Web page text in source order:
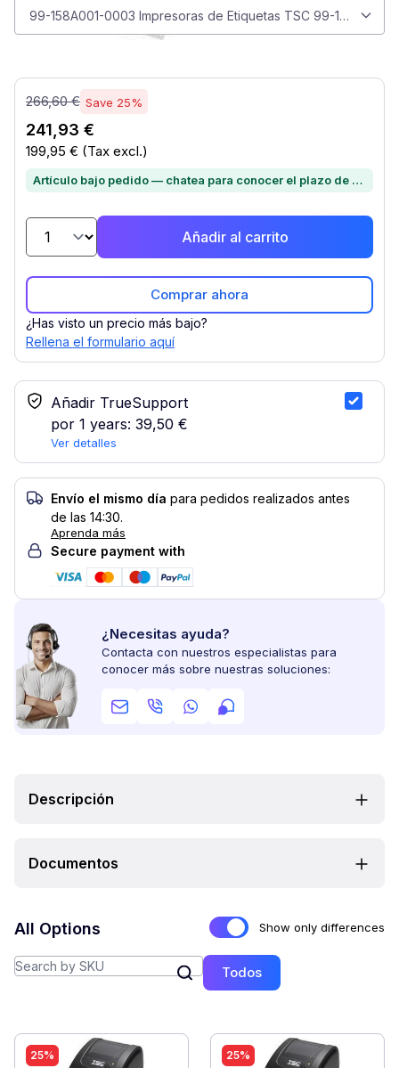
99-158A001-0003 Impresoras de Etiquetas TSC 99-158A001-
266,60 € Save 25%
241,93 €
199,95 € (Tax excl.)
Artículo bajo pedido — chatea para conocer el plazo de entrega
Añadir al carrito
Comprar ahora
¿Has visto un precio más bajo?
Rellena el formulario aquí
Añadir TrueSupport
por 1 years: 39,50 €
Ver detalles
Servicio TrueSupport
Envío el mismo día para pedidos realizados antes
de las 14:30.
Aprenda más
Secure payment with
¿Necesitas ayuda?
Contacta con nuestros especialistas para
conocer más sobre nuestras soluciones:
Descripción
Documentos
Show only differences
All Options
Todos
25% 25%